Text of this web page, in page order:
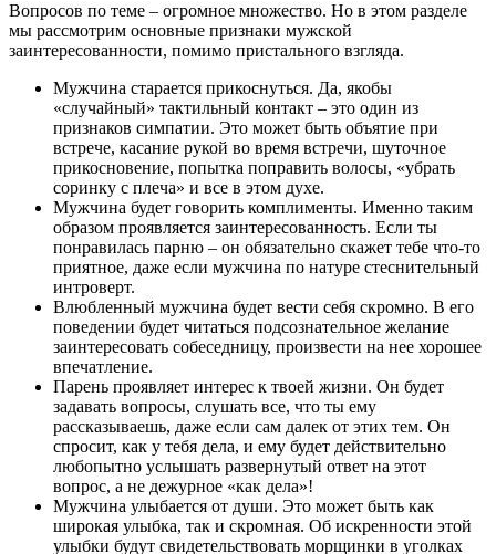
Вопросов по теме – огромное множество. Но в этом разделе
мы рассмотрим основные признаки мужской
заинтересованности, помимо пристального взгляда.
Мужчина старается прикоснуться. Да, якобы
«случайный» тактильный контакт – это один из
признаков симпатии. Это может быть объятие при
встрече, касание рукой во время встречи, шуточное
прикосновение, попытка поправить волосы, «убрать
соринку с плеча» и все в этом духе.
Мужчина будет говорить комплименты. Именно таким
образом проявляется заинтересованность. Если ты
понравилась парню – он обязательно скажет тебе что-то
приятное, даже если мужчина по натуре стеснительный
интроверт.
Влюбленный мужчина будет вести себя скромно. В его
поведении будет читаться подсознательное желание
заинтересовать собеседницу, произвести на нее хорошее
впечатление.
Парень проявляет интерес к твоей жизни. Он будет
задавать вопросы, слушать все, что ты ему
рассказываешь, даже если сам далек от этих тем. Он
спросит, как у тебя дела, и ему будет действительно
любопытно услышать развернутый ответ на этот
вопрос, а не дежурное «как дела»!
Мужчина улыбается от души. Это может быть как
широкая улыбка, так и скромная. Об искренности этой
улыбки будут свидетельствовать морщинки в уголках